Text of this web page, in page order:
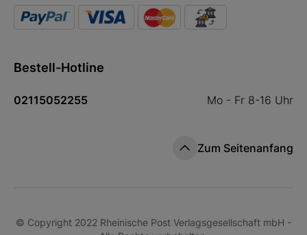
Bestell-Hotline
02115052255 Mo - Fr 8-16 Uhr
Zum Seitenanfang
© Copyright 2022 Rheinische Post Verlagsgesellschaft mbH -